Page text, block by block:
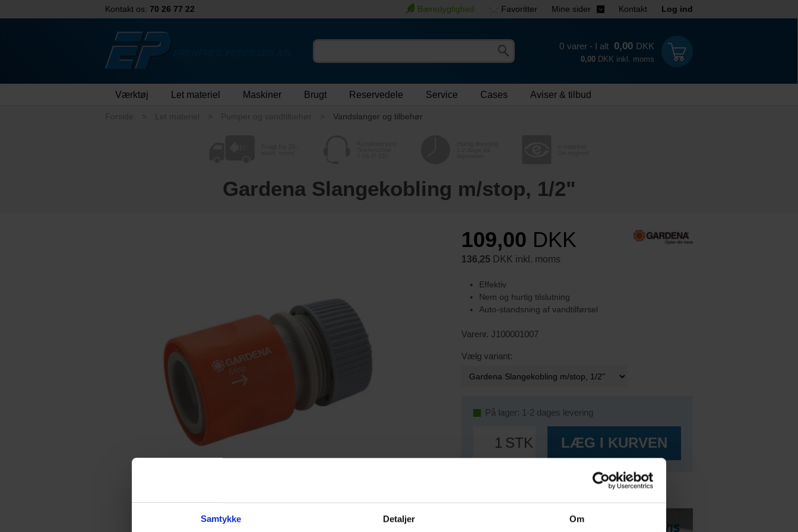
Samtykke Detaljer Om
Kontakt os: 70 26 77 22 Bæredygtighed Favoritter Mine sider Kontakt Log ind
0 varer - I alt 0,00 DKK
0,00DKK inkl. moms
Værktøj Let materiel Maskiner Brugt Reservedele Service Cases Aviser & tilbud
Vandslanger og tilbehør
Gardena Slangekobling m/stop, 1/2"
109,00 DKK
136,25 DKK inkl. moms
Effektiv
Nem og hurtig tilslutning
Auto-standsning af vandtilførsel
Varenr. J100001007
Vælg variant:
På lager: 1-2 dages levering
STK LÆG I KURVEN
EP Avisen | Find det Pumpe &